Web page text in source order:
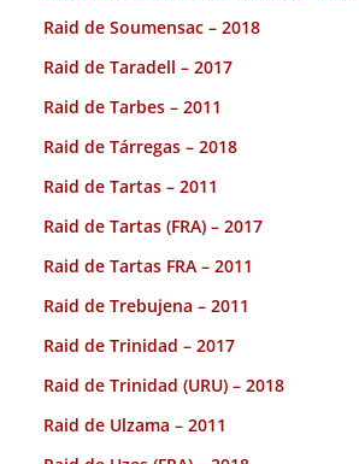
Raid de Soumensac – 2018
Raid de Taradell – 2017
Raid de Tarbes – 2011
Raid de Tárregas – 2018
Raid de Tartas – 2011
Raid de Tartas (FRA) – 2017
Raid de Tartas FRA – 2011
Raid de Trebujena – 2011
Raid de Trinidad – 2017
Raid de Trinidad (URU) – 2018
Raid de Ulzama – 2011